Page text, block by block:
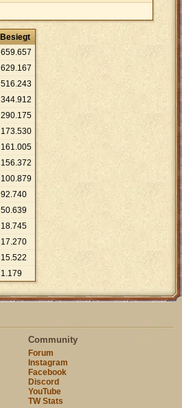
Besiegt
659.657
629.167
516.243
344.912
290.175
173.530
161.005
156.372
100.879
92.740
50.639
18.745
17.270
15.522
1.179
Community
Forum
Instagram
Facebook
Discord
YouTube
TW Stats